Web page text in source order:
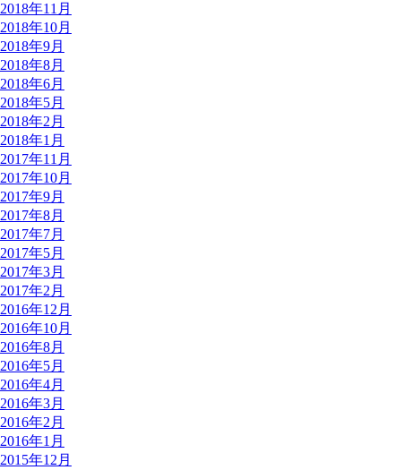
2018年11月
2018年10月
2018年9月
2018年8月
2018年6月
2018年5月
2018年2月
2018年1月
2017年11月
2017年10月
2017年9月
2017年8月
2017年7月
2017年5月
2017年3月
2017年2月
2016年12月
2016年10月
2016年8月
2016年5月
2016年4月
2016年3月
2016年2月
2016年1月
2015年12月